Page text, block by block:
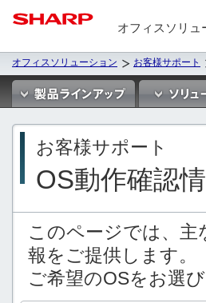
オフィスソリュ
オフィスソリューション お客様サポート
お客様サポート
OS動作確認
このページでは、
報をご提供します。
ご希望のOSをお選び